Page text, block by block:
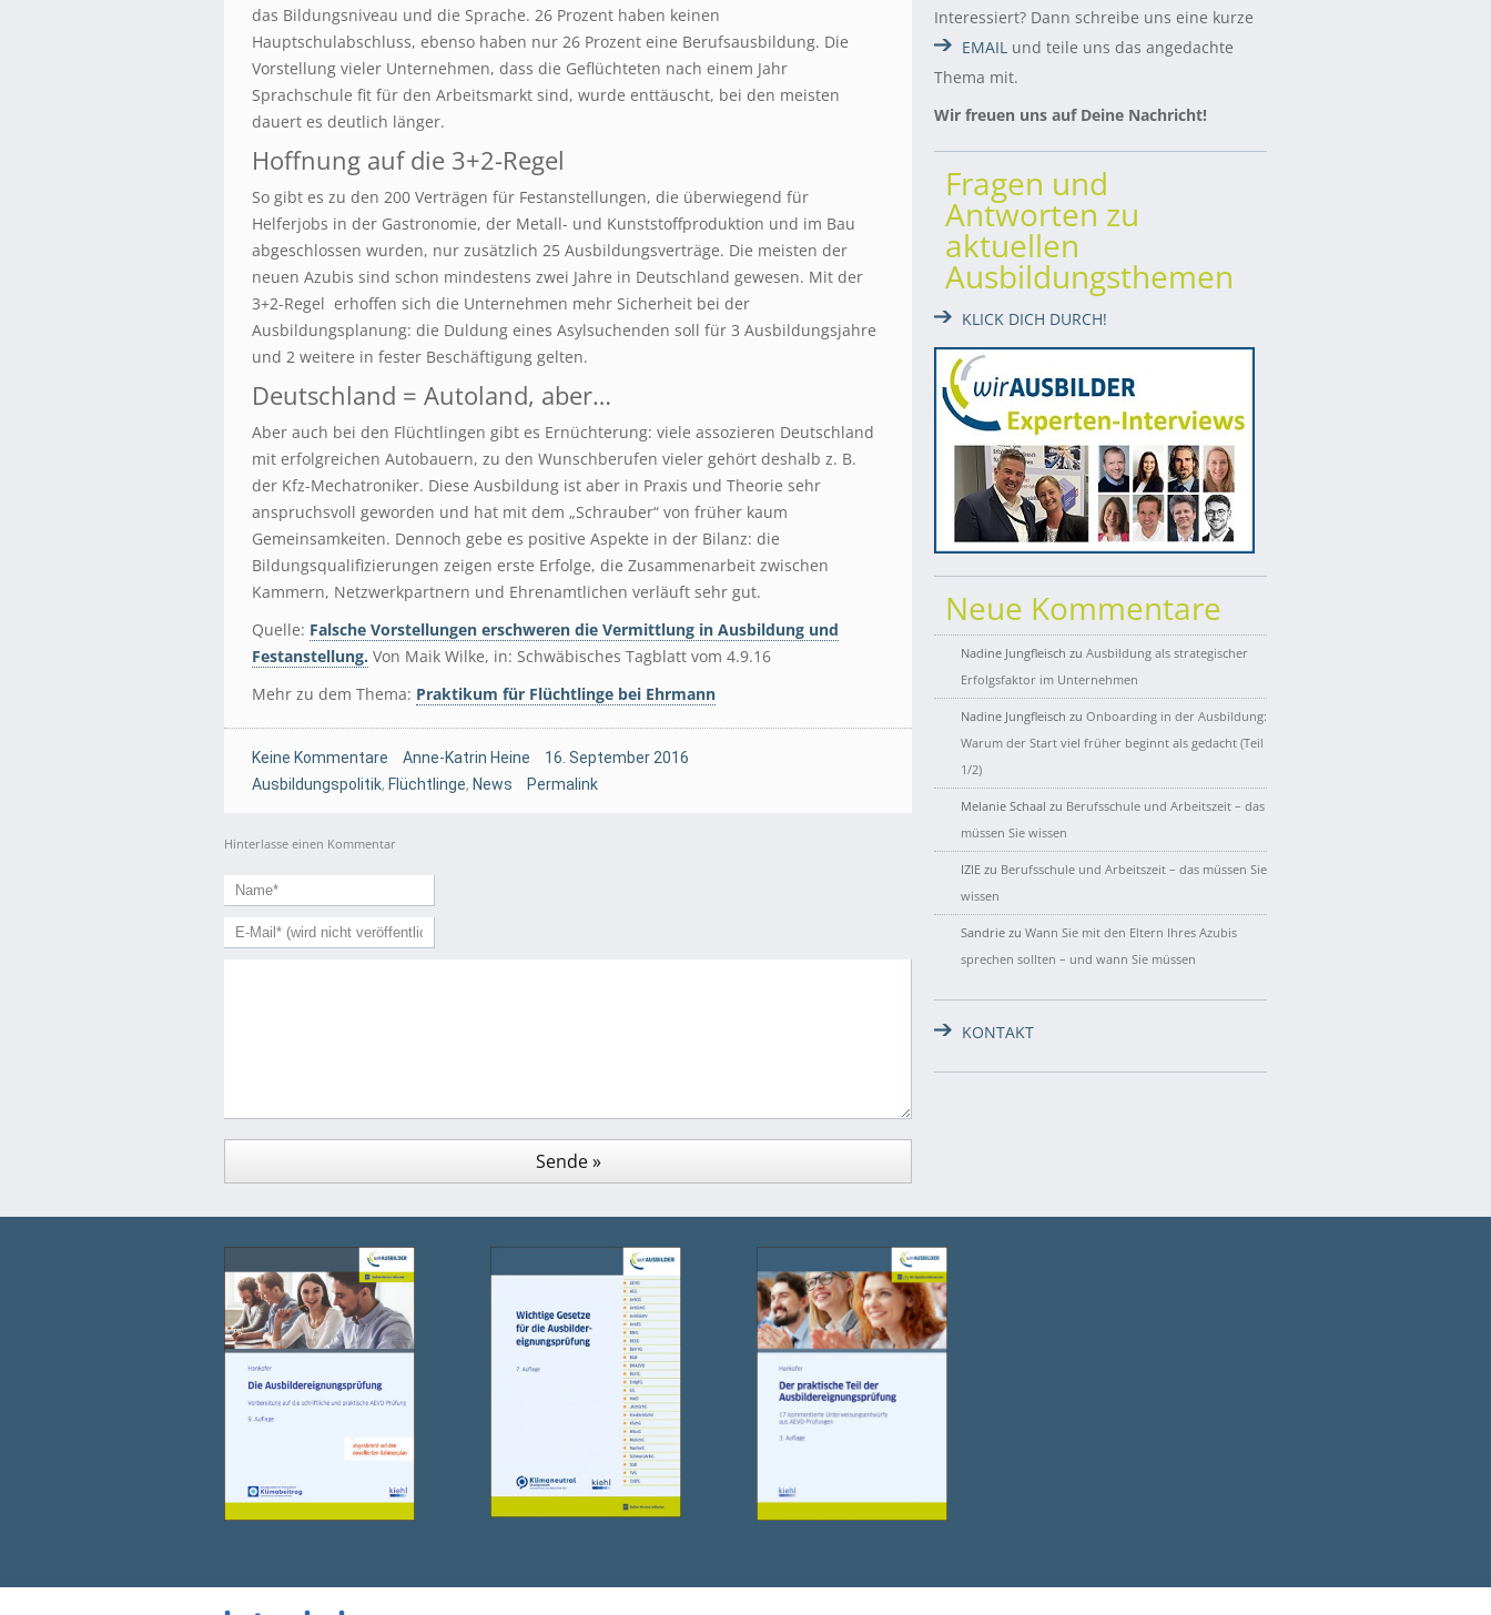
das Bildungsniveau und die Sprache. 26 Prozent haben keinen
Hauptschulabschluss, ebenso haben nur 26 Prozent eine Berufsausbildung. Die
Vorstellung vieler Unternehmen, dass die Geflüchteten nach einem Jahr
Sprachschule fit für den Arbeitsmarkt sind, wurde enttäuscht, bei den meisten
dauert es deutlich länger.
Hoffnung auf die 3+2-Regel
So gibt es zu den 200 Verträgen für Festanstellungen, die überwiegend für
Helferjobs in der Gastronomie, der Metall- und Kunststoffproduktion und im Bau
abgeschlossen wurden, nur zusätzlich 25 Ausbildungsverträge. Die meisten der
neuen Azubis sind schon mindestens zwei Jahre in Deutschland gewesen. Mit der
3+2-Regel erhoffen sich die Unternehmen mehr Sicherheit bei der
Ausbildungsplanung: die Duldung eines Asylsuchenden soll für 3 Ausbildungsjahre
und 2 weitere in fester Beschäftigung gelten.
Deutschland = Autoland, aber…
Aber auch bei den Flüchtlingen gibt es Ernüchterung: viele assozieren Deutschland
mit erfolgreichen Autobauern, zu den Wunschberufen vieler gehört deshalb z. B.
der Kfz-Mechatroniker. Diese Ausbildung ist aber in Praxis und Theorie sehr
anspruchsvoll geworden und hat mit dem „Schrauber“ von früher kaum
Gemeinsamkeiten. Dennoch gebe es positive Aspekte in der Bilanz: die
Bildungsqualifizierungen zeigen erste Erfolge, die Zusammenarbeit zwischen
Kammern, Netzwerkpartnern und Ehrenamtlichen verläuft sehr gut.
Quelle: Falsche Vorstellungen erschweren die Vermittlung in Ausbildung und
Festanstellung. Von Maik Wilke, in: Schwäbisches Tagblatt vom 4.9.16
Mehr zu dem Thema: Praktikum für Flüchtlinge bei Ehrmann
Keine Kommentare Anne-Katrin Heine
16. September 2016
Ausbildungspolitik, Flüchtlinge, News Permalink
Hinterlasse einen Kommentar
Interessiert? Dann schreibe uns eine kurze
EMAIL und teile uns das angedachte
Thema mit.
Wir freuen uns auf Deine Nachricht!
Fragen und
Antworten zu
aktuellen
Ausbildungsthemen
KLICK DICH DURCH!
Neue Kommentare
Nadine Jungfleisch zu Ausbildung als strategischer
Erfolgsfaktor im Unternehmen
Nadine Jungfleisch zu Onboarding in der Ausbildung:
Warum der Start viel früher beginnt als gedacht (Teil
1/2)
Melanie Schaal zu Berufsschule und Arbeitszeit – das
müssen Sie wissen
IZIE zu Berufsschule und Arbeitszeit – das müssen Sie
wissen
Sandrie zu Wann Sie mit den Eltern Ihres Azubis
sprechen sollten – und wann Sie müssen
KONTAKT